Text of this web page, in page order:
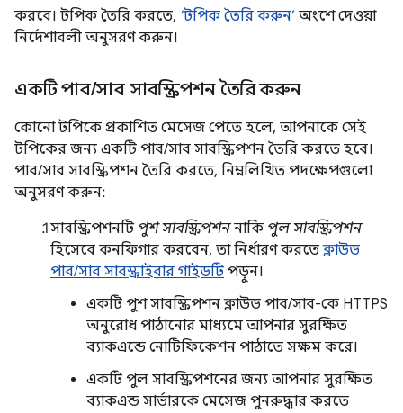
করবে। টপিক তৈরি করতে, ‘টপিক তৈরি করুন’ অংশে দেওয়া
নির্দেশাবলী অনুসরণ করুন।
একটি পাব/সাব সাবস্ক্রিপশন তৈরি করুন
কোনো টপিকে প্রকাশিত মেসেজ পেতে হলে, আপনাকে সেই
টপিকের জন্য একটি পাব/সাব সাবস্ক্রিপশন তৈরি করতে হবে।
পাব/সাব সাবস্ক্রিপশন তৈরি করতে, নিম্নলিখিত পদক্ষেপগুলো
অনুসরণ করুন:
সাবস্ক্রিপশনটি পুশ সাবস্ক্রিপশননাকি পুল সাবস্ক্রিপশন
হিসেবে কনফিগার করবেন, তা নির্ধারণ করতেক্লাউড
পাব/সাব সাবস্ক্রাইবার গাইডটি পড়ুন।
একটি পুশ সাবস্ক্রিপশন ক্লাউড পাব/সাব-কে HTTPS
অনুরোধ পাঠানোর মাধ্যমে আপনার সুরক্ষিত
ব্যাকএন্ডে নোটিফিকেশন পাঠাতে সক্ষম করে।
একটি পুল সাবস্ক্রিপশনের জন্য আপনার সুরক্ষিত
ব্যাকএন্ড সার্ভারকে মেসেজ পুনরুদ্ধার করতে